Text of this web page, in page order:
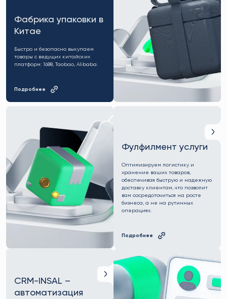
Фабрика упаковки в
Китае
Быстро и безопасно выкупаем
товары с ведущих китайских
платформ: 1688, Taobao, Alibaba.
Подробнее
Фулфилмент услуги
Оптимизируем логистику и
хранение ваших товаров,
обеспечивая быструю и надежную
доставку клиентам, что позволит
вам сосредоточиться на росте
бизнеса, а не на рутинных
операциях.
Подробнее
CRM-INSAL –
автоматизация